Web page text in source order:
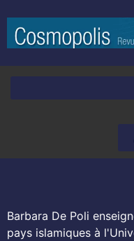
Barbara De Poli
pays islamiques à